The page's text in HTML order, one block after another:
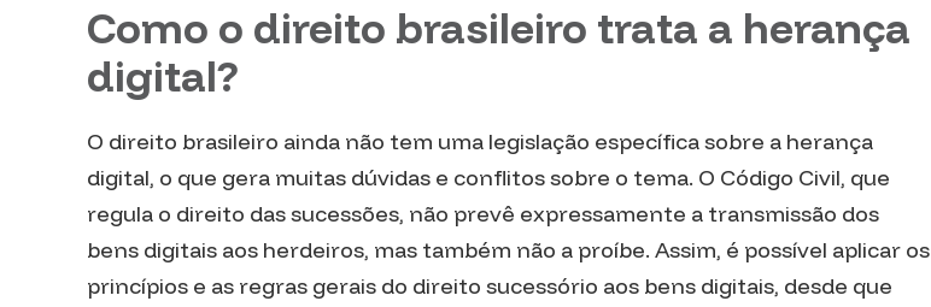
Como o direito brasileiro trata a herança
digital?
O direito brasileiro ainda não tem uma legislação específica sobre a herança
digital, o que gera muitas dúvidas e conflitos sobre o tema. O Código Civil, que
regula o direito das sucessões, não prevê expressamente a transmissão dos
bens digitais aos herdeiros, mas também não a proíbe. Assim, é possível aplicar os
princípios e as regras gerais do direito sucessório aos bens digitais, desde que